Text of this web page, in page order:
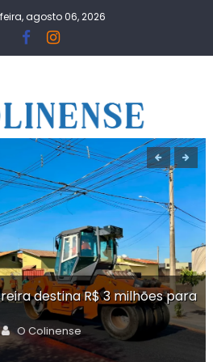
agosto 06, 2026
destina R$ 3 milhões para
Author
O Colinense